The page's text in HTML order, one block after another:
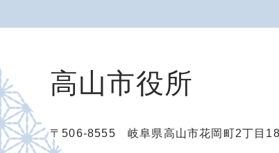
高山市役所
〒506-8555 岐阜県高山市花岡町2丁目